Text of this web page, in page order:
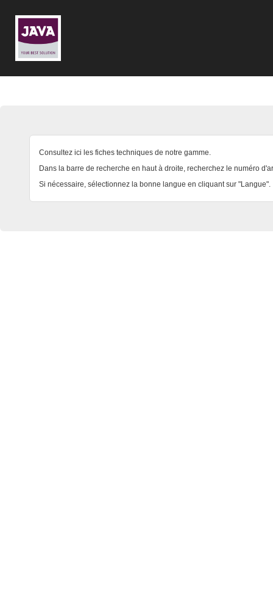
Consultez ici les fiches techniques de notre gamme.
Dans la barre de recherche en haut à droite, recherchez le numéro
Si nécessaire, sélectionnez la bonne langue en cliquant sur "Langue".